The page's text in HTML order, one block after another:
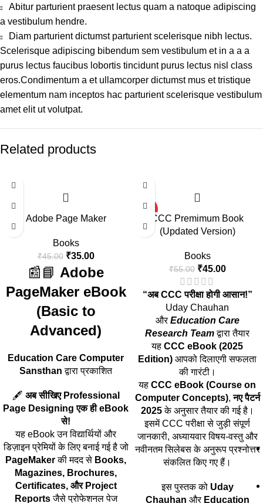
Abitur parturient praesent lectus quam a natoque adipiscing
a vestibulum hendre.
Diam parturient dictumst parturient scelerisque nibh lectus.
Scelerisque adipiscing bibendum sem vestibulum et in a a a
purus lectus faucibus lobortis tincidunt purus lectus nisl class
eros.Condimentum a et ullamcorper dictumst mus et tristique
elementum nam inceptos hac parturient scelerisque vestibulum
amet elit ut volutpat.
Related products
Adobe Page Maker
Books
₹45.00 ₹35.00
📰📘 Adobe
PageMaker eBook
(Basic to
Advanced)
Education Care Computer
Sansthan द्वारा प्रकाशित
🖋️ अब सीखिए Professional
Page Designing एक ही eBook
से!
यह eBook उन विद्यार्थियों और
डिज़ाइन प्रेमियों के लिए बनाई गई है जो
PageMakerकी मदद से Books,
Magazines, Brochures,
Certificates, और Project
Reportsजैसे प्रोफेशनल पेज
HOT
CCC Premimum Book
(Updated Version)
Books
₹55.00 ₹45.00
“अब CCC परीक्षा होगी आसान!”
Uday Chauhan
औरEducation Care
Research Teamद्वारा तैयार
यह CCC eBook (2025
Edition) आपको दिलाएगी सफलता
की गारंटी।
यह CCC eBook (Course on
Computer Concepts),नए पैटर्न
2025के अनुसार तैयार की गई है।
इसमें CCC परीक्षा से जुड़ी संपूर्ण
जानकारी, अध्यायवार विषय-वस्तु और
नवीनतम सिलेबस के अनुरूप प्रश्नोत्तर
संकलित किए गए हैं।
इस पुस्तक को Uday
Chauhan और Education